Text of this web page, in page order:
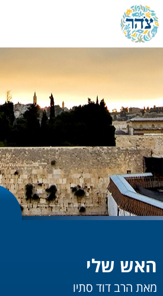
האש שלי
מאת הרב דוד סתיו